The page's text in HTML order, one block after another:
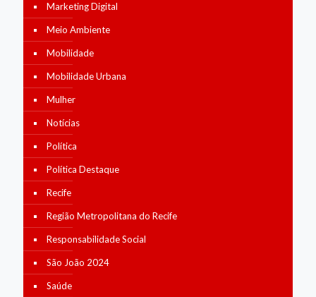
Marketing Digital
Meio Ambiente
Mobilidade
Mobilidade Urbana
Mulher
Notícias
Política
Política Destaque
Recife
Região Metropolitana do Recife
Responsabilidade Social
São João 2024
Saúde